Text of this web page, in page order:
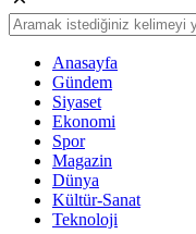
Anasayfa
Gündem
Siyaset
Ekonomi
Spor
Magazin
Dünya
Kültür-Sanat
Teknoloji